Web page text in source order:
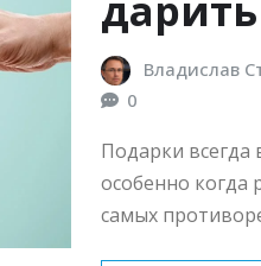
Владислав
0
Подарки
особенно когда
самых